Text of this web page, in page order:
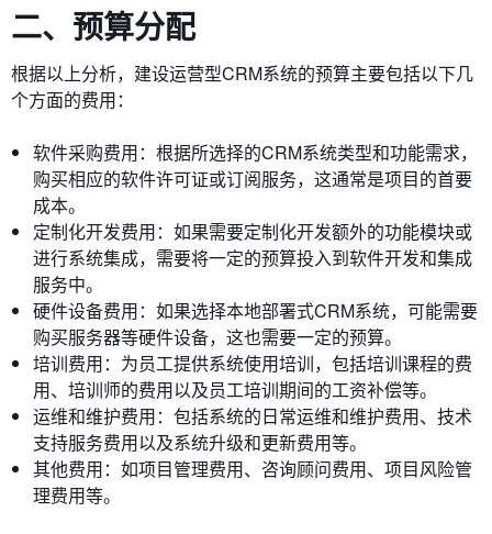
二、预算分配
根据以上分析，建设运营型CRM系统的预算主要包括以下几
个方面的费用：
软件采购费用：根据所选择的CRM系统类型和功能需求，
购买相应的软件许可证或订阅服务，这通常是项目的首要
成本。
定制化开发费用：如果需要定制化开发额外的功能模块或
进行系统集成，需要将一定的预算投入到软件开发和集成
服务中。
硬件设备费用：如果选择本地部署式CRM系统，可能需要
购买服务器等硬件设备，这也需要一定的预算。
培训费用：为员工提供系统使用培训，包括培训课程的费
用、培训师的费用以及员工培训期间的工资补偿等。
运维和维护费用：包括系统的日常运维和维护费用、技术
支持服务费用以及系统升级和更新费用等。
其他费用：如项目管理费用、咨询顾问费用、项目风险管
理费用等。